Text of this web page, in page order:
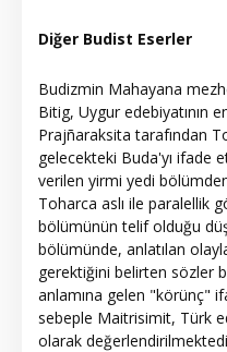
Diğer Budist Eserler
Budizmin Mahayana
Bitig, Uygur edebiyatının
Prajñaraksita tarafından
gelecekteki Buda'yı ifade
verilen yirmi yedi
Toharca aslı ile paralellik
bölümünün telif olduğu
bölümünde, anlatılan
gerektiğini belirten sözler
anlamına gelen "körünç"
sebeple Maitrisimit, Türk
olarak